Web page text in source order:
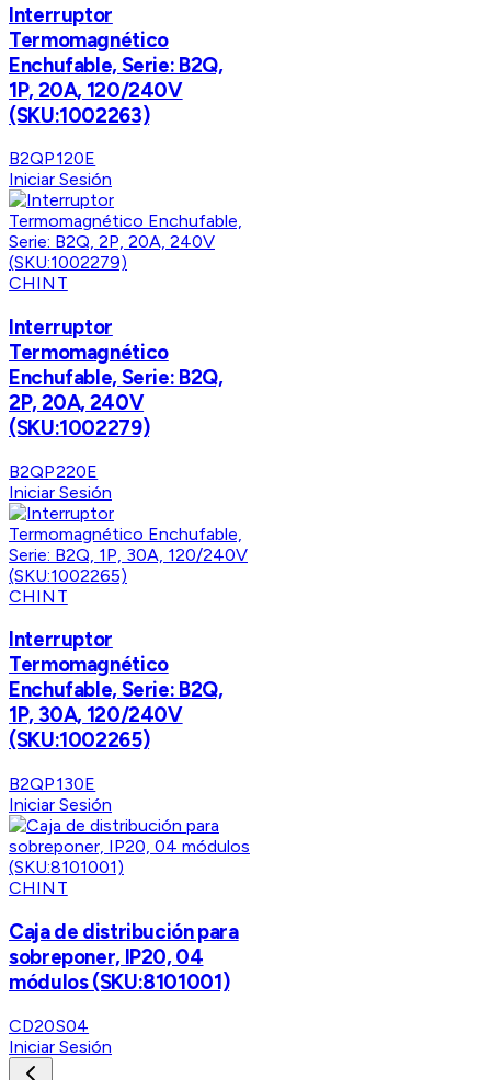
Interruptor
Termomagnético
Enchufable, Serie: B2Q,
1P, 20A, 120/240V
(SKU:1002263)
B2QP120E
Iniciar Sesión
CHINT
Interruptor
Termomagnético
Enchufable, Serie: B2Q,
2P, 20A, 240V
(SKU:1002279)
B2QP220E
Iniciar Sesión
CHINT
Interruptor
Termomagnético
Enchufable, Serie: B2Q,
1P, 30A, 120/240V
(SKU:1002265)
B2QP130E
Iniciar Sesión
CHINT
Caja de distribución para
sobreponer, IP20, 04
módulos (SKU:8101001)
CD20S04
Iniciar Sesión